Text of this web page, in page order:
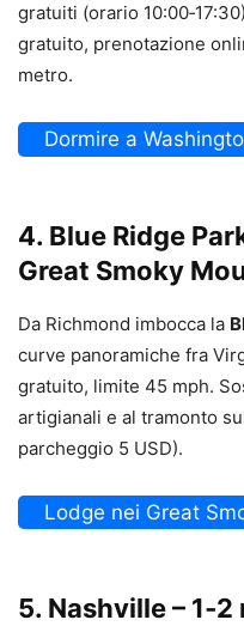
gratuiti (orario
gratuito, prenotazione
metro.
Dormire a
4. Blue Ridge
Great Smoky
Da Richmond imbocca la
curve panoramiche fra
gratuito, limite 45 mph.
artigianali e al tramonto
parcheggio 5 USD).
Lodge nei Great
5. Nashville –